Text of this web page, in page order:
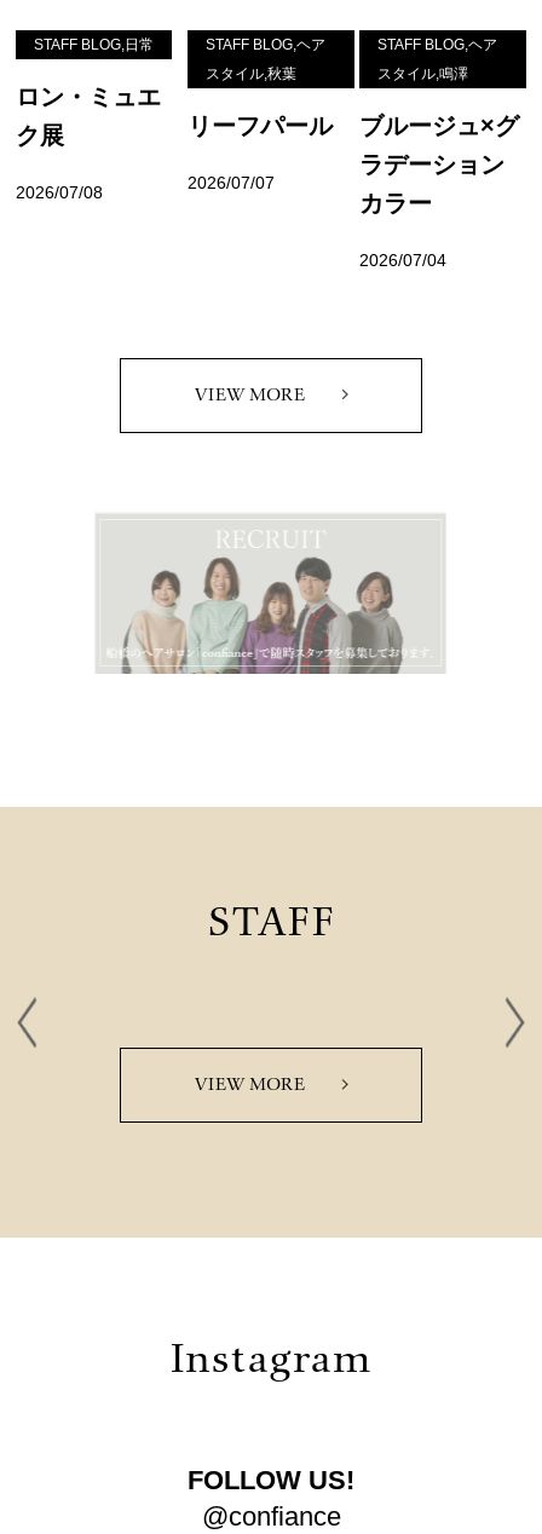
STAFF BLOG,日常
ロン・ミュエ
ク展
2026/07/08
STAFF BLOG,ヘア
スタイル,秋葉
リーフパール
2026/07/07
STAFF BLOG,ヘア
スタイル,鳴澤
ブルージュ×グ
ラデーション
カラー
2026/07/04
VIEW MORE
STAFF
VIEW MORE
Instagram
FOLLOW US!
@confiance